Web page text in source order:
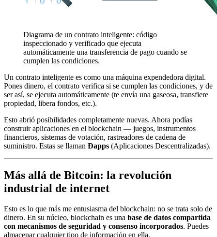
Diagrama de un contrato inteligente: código
inspeccionado y verificado que ejecuta
automáticamente una transferencia de pago cuando se
cumplen las condiciones.
Un contrato inteligente es como una máquina expendedora digital.
Pones dinero, el contrato verifica si se cumplen las condiciones, y de
ser así, se ejecuta automáticamente (te envía una gaseosa, transfiere
propiedad, libera fondos, etc.).
Esto abrió posibilidades completamente nuevas. Ahora podías
construir aplicaciones en el blockchain — juegos, instrumentos
financieros, sistemas de votación, rastreadores de cadena de
suministro. Estas se llaman Ðapps (Aplicaciones Descentralizadas).
Más allá de Bitcoin: la revolución
industrial de internet
Esto es lo que más me entusiasma del blockchain: no se trata solo de
dinero. En su núcleo, blockchain es una base de datos compartida
con mecanismos de seguridad y consenso incorporados. Puedes
almacenar cualquier tipo de información en ella.